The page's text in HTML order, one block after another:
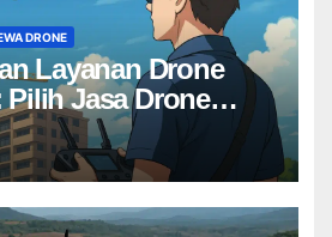
DRONE
Layanan Drone
Jasa Drone
Proyek Anda